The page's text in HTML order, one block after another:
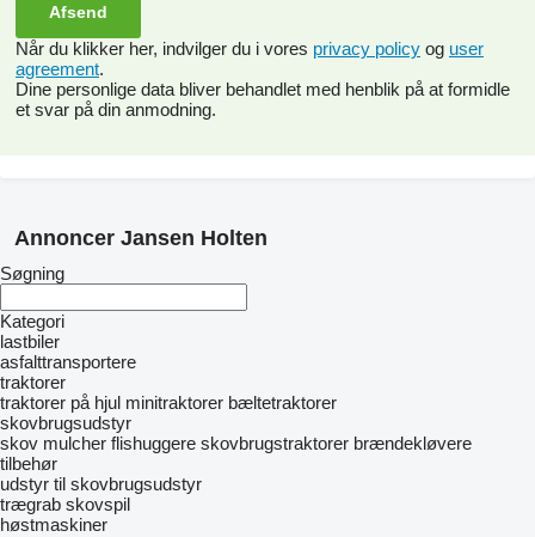
Når du klikker her, indvilger du i vores privacy policy og user
agreement.
Dine personlige data bliver behandlet med henblik på at formidle
et svar på din anmodning.
Annoncer Jansen Holten
Søgning
Kategori
lastbiler
asfalttransportere
traktorer
traktorer på hjul minitraktorer bæltetraktorer
skovbrugsudstyr
skov mulcher flishuggere skovbrugstraktorer brændekløvere
tilbehør
udstyr til skovbrugsudstyr
trægrab skovspil
høstmaskiner